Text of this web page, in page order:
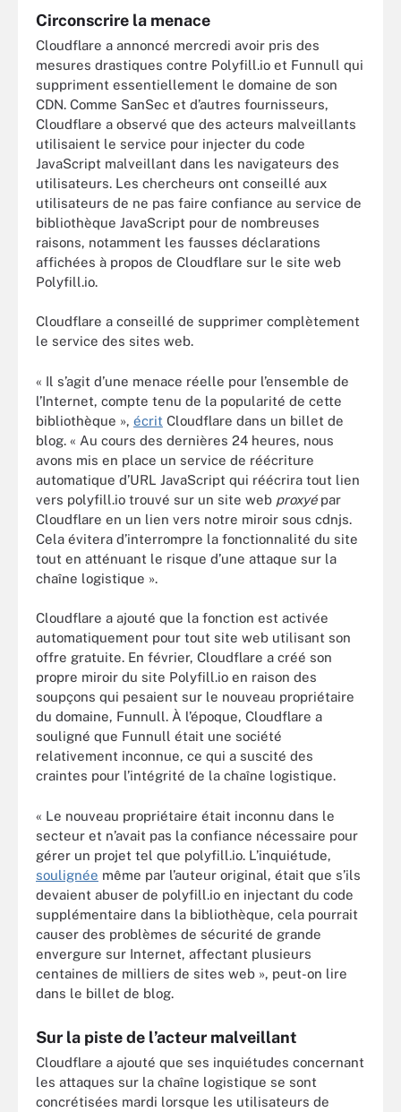
Circonscrire la menace
Cloudflare a annoncé mercredi avoir pris des
mesures drastiques contre Polyfill.io et Funnull qui
suppriment essentiellement le domaine de son
CDN. Comme SanSec et d’autres fournisseurs,
Cloudflare a observé que des acteurs malveillants
utilisaient le service pour injecter du code
JavaScript malveillant dans les navigateurs des
utilisateurs. Les chercheurs ont conseillé aux
utilisateurs de ne pas faire confiance au service de
bibliothèque JavaScript pour de nombreuses
raisons, notamment les fausses déclarations
affichées à propos de Cloudflare sur le site web
Polyfill.io.
Cloudflare a conseillé de supprimer complètement
le service des sites web.
« Il s’agit d’une menace réelle pour l’ensemble de
l’Internet, compte tenu de la popularité de cette
bibliothèque », écrit Cloudflare dans un billet de
blog. « Au cours des dernières 24 heures, nous
avons mis en place un service de réécriture
automatique d’URL JavaScript qui réécrira tout lien
vers polyfill.io trouvé sur un site web proxyépar
Cloudflare en un lien vers notre miroir sous cdnjs.
Cela évitera d’interrompre la fonctionnalité du site
tout en atténuant le risque d’une attaque sur la
chaîne logistique ».
Cloudflare a ajouté que la fonction est activée
automatiquement pour tout site web utilisant son
offre gratuite. En février, Cloudflare a créé son
propre miroir du site Polyfill.io en raison des
soupçons qui pesaient sur le nouveau propriétaire
du domaine, Funnull. À l’époque, Cloudflare a
souligné que Funnull était une société
relativement inconnue, ce qui a suscité des
craintes pour l’intégrité de la chaîne logistique.
« Le nouveau propriétaire était inconnu dans le
secteur et n’avait pas la confiance nécessaire pour
gérer un projet tel que polyfill.io. L’inquiétude,
soulignée même par l’auteur original, était que s’ils
devaient abuser de polyfill.io en injectant du code
supplémentaire dans la bibliothèque, cela pourrait
causer des problèmes de sécurité de grande
envergure sur Internet, affectant plusieurs
centaines de milliers de sites web », peut-on lire
dans le billet de blog.
Sur la piste de l’acteur malveillant
Cloudflare a ajouté que ses inquiétudes concernant
les attaques sur la chaîne logistique se sont
concrétisées mardi lorsque les utilisateurs de